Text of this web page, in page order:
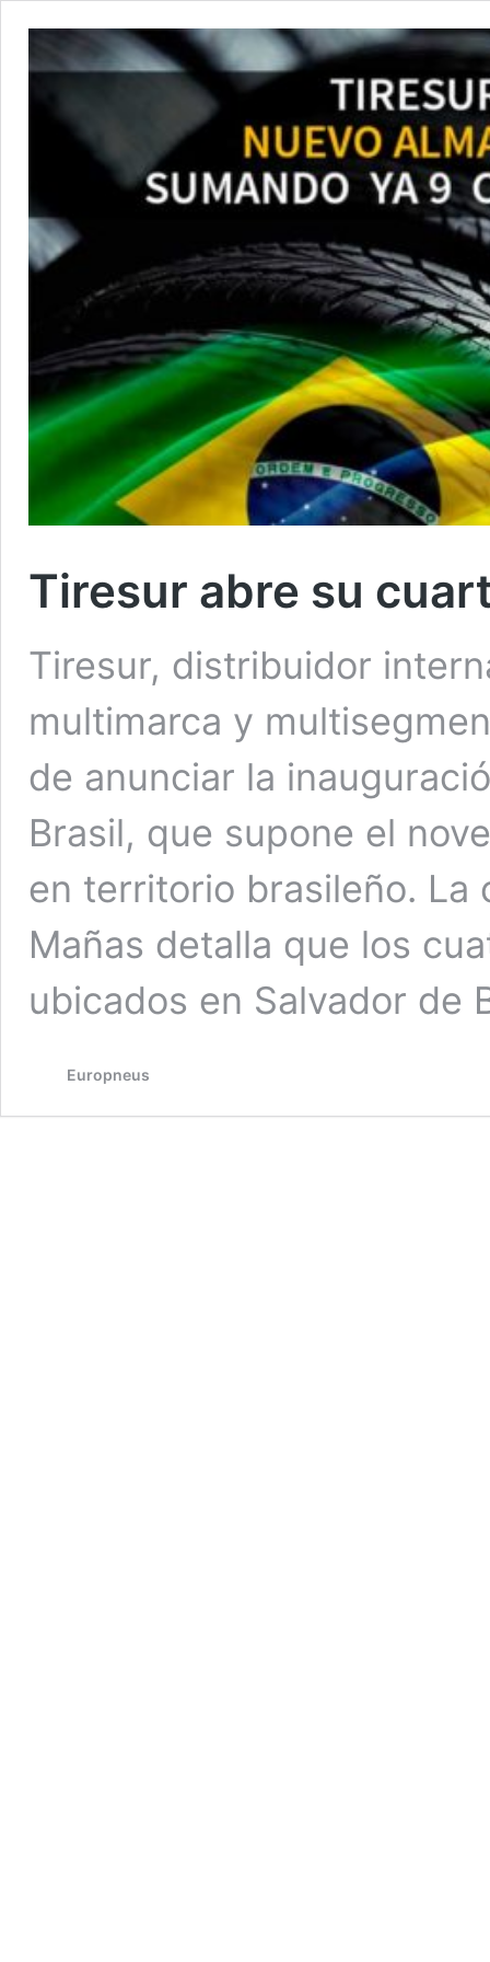
Tiresur abre su
Tiresur, distribuidor
multimarca y
de anunciar la
Brasil, que supone el
en territorio brasileño. La
Mañas detalla que los
ubicados en Salvador de
Europneus